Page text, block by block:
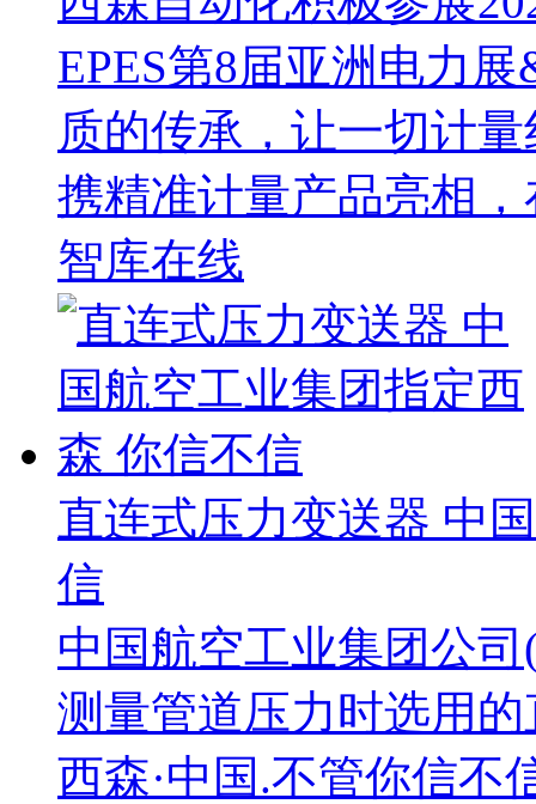
EPES第8届亚洲电力
质的传承，让一切计
携精准计量产品亮相
智库在线
直连式压力变送器 中
信
中国航空工业集团公
测量管道压力时选用
西森·中国.不管你信不